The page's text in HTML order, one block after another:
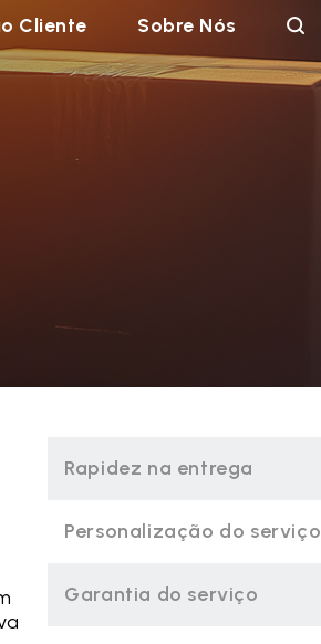
Cliente Sobre Nós
Rapidez na entrega
Personalização do serviço
Garantia do serviço